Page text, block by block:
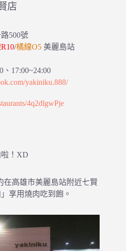
店
500號
/橘線O5 美麗島站
17:00~24:00
yakiniku.888/
4q2dlgwPje
！XD
在高雄市美麗島站附近七賢
享用燒肉吃到飽。